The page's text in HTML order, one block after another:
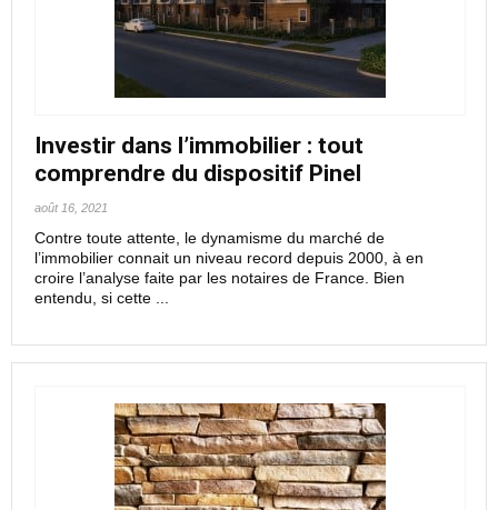
Investir dans l’immobilier : tout
comprendre du dispositif Pinel
août 16, 2021
Contre toute attente, le dynamisme du marché de
l’immobilier connait un niveau record depuis 2000, à en
croire l’analyse faite par les notaires de France. Bien
entendu, si cette ...